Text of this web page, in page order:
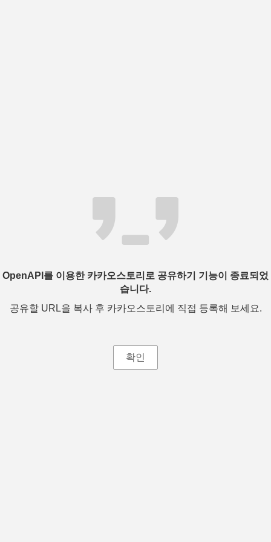
OpenAPI를 이용한 카카오스토리로 공유하기 기능이 종료되었
습니다.
공유할 URL을 복사 후 카카오스토리에 직접 등록해 보세요.
확인